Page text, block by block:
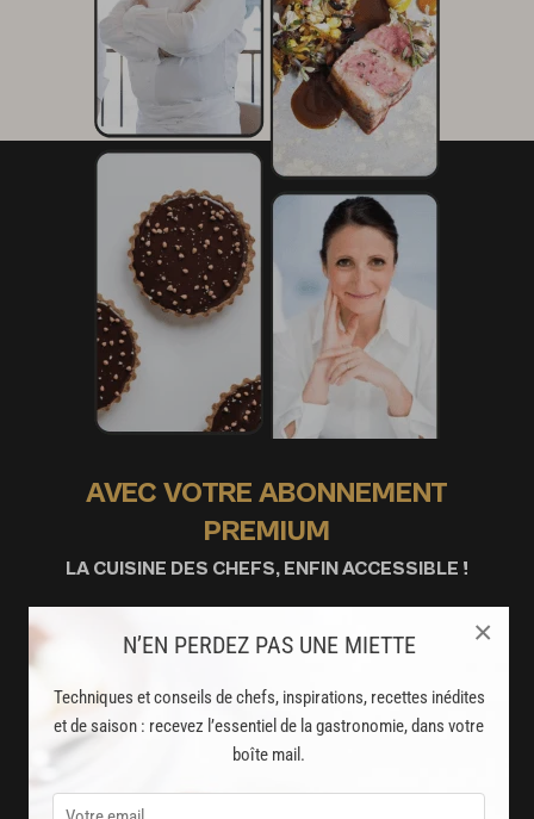
N’EN PERDEZ PAS UNE MIETTE
Techniques et conseils de chefs, inspirations, recettes inédites
et de saison : recevez l’essentiel de la gastronomie, dans votre
boîte mail.
×
AVEC VOTRE ABONNEMENT
PREMIUM
LA CUISINE DES CHEFS, ENFIN ACCESSIBLE !
8000
recettes exclusives
2000vidéos de recettes